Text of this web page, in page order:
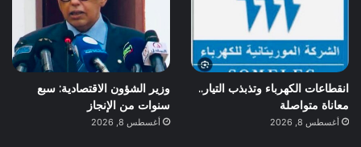
انقطاعات الكهرباء وتذبذب التيار..
معاناة متواصلة
أغسطس 8, 2026
وزير الشؤون الاقتصادية: سبع
سنوات من الإنجاز
أغسطس 8, 2026